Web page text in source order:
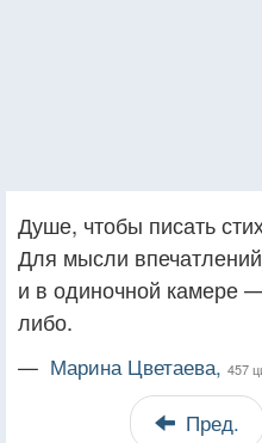
Душе, чтобы писать
Для мысли
и в одиночной камере
либо.
— Марина Цветаева, 457
Пред.